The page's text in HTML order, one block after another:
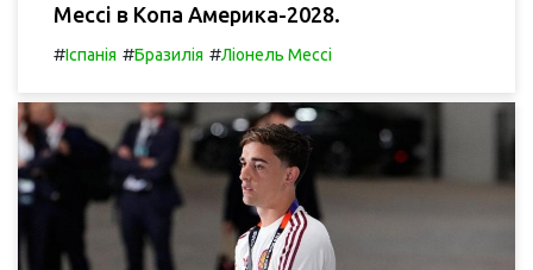
Мессі в Копа Америка-2028.
#Іспанія #Бразилія #Ліонель Мессі